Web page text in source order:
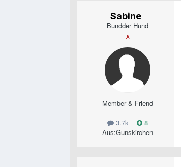
Sabine
Bundder Hund
Member & Friend
3.7k
8
Aus:Gunskirchen